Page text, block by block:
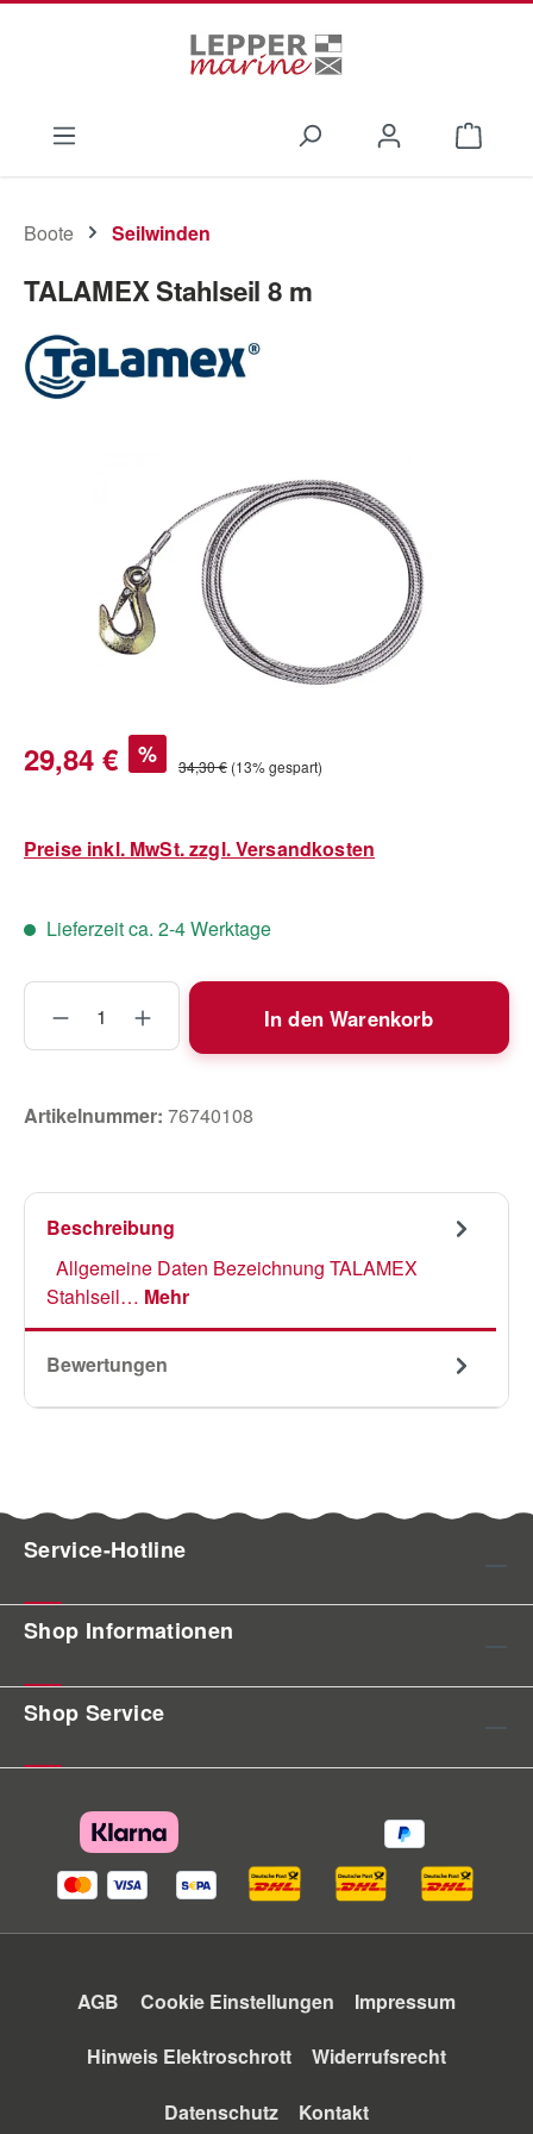
Boote Seilwinden
TALAMEX Stahlseil 8 m
Verkaufspreis:
29,84 € % Regulärer Preis:
34,30 € (13% gespart)
Preise inkl. MwSt. zzgl. Versandkosten
Lieferzeit ca. 2-4 Werktage
Produkt Anzahl: Gib den gewünschten
In den Warenkorb
Artikelnummer: 76740108
Beschreibung
Allgemeine Daten Bezeichnung TALAMEX
Stahlseil… Mehr
Bewertungen
Service-Hotline
Shop Informationen
Shop Service
AGB Cookie Einstellungen Impressum
Hinweis Elektroschrott Widerrufsrecht
Datenschutz Kontakt